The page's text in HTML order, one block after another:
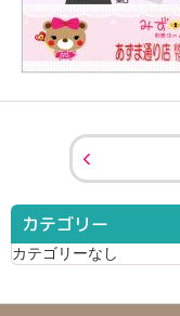
カテゴリー
カテゴリーなし